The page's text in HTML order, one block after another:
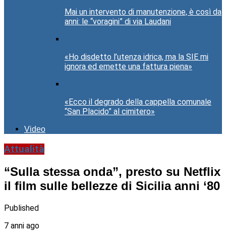
Mai un intervento di manutenzione, è così da
anni: le “voragini” di via Laudani
«Ho disdetto l’utenza idrica, ma la SIE mi
ignora ed emette una fattura piena»
«Ecco il degrado della cappella comunale
“San Placido” al cimitero»
Video
Attualità
“Sulla stessa onda”, presto su Netflix
il film sulle bellezze di Sicilia anni ‘80
Published
7 anni ago